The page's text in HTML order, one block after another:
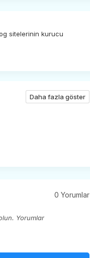
sitelerinin kurucu
Daha fazla göster
0 Yorumlar
Yorumlar